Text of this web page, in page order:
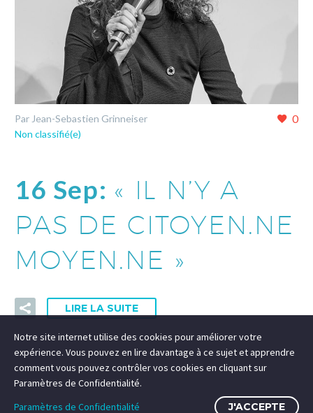
0
Par Jean-Sebastien Grinneiser
Non classifié(e)
16 Sep: « IL N’Y A
PAS DE CITOYEN.NE
MOYEN.NE »
LIRE LA SUITE
Notre site internet utilise des cookies pour améliorer votre
expérience. Vous pouvez en lire davantage à ce sujet et apprendre
comment vous pouvez contrôler vos cookies en cliquant sur
Paramètres de Confidentialité.
Paramètres de Confidentialité
J'ACCEPTE